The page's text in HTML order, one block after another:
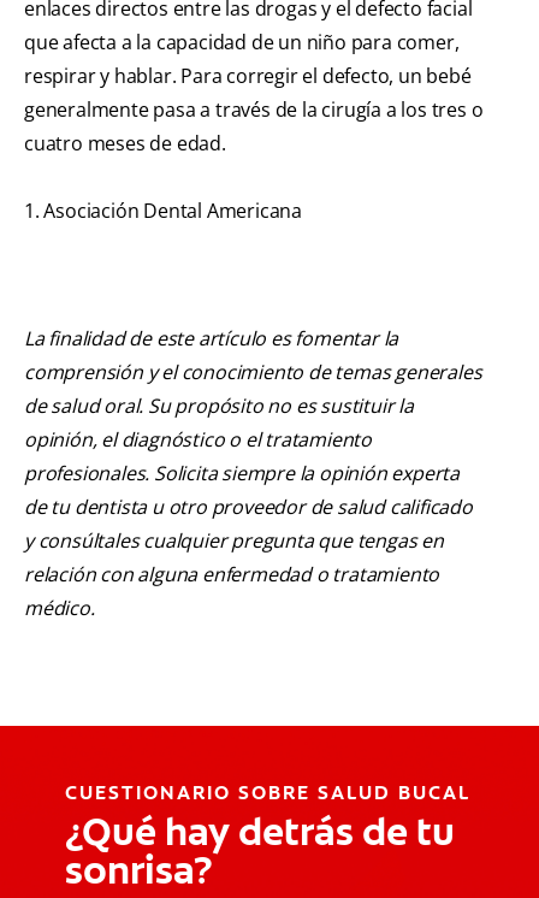
enlaces directos entre las drogas y el defecto facial
que afecta a la capacidad de un niño para comer,
respirar y hablar. Para corregir el defecto, un bebé
generalmente pasa a través de la cirugía a los tres o
cuatro meses de edad.
1. Asociación Dental Americana
La finalidad de este artículo es fomentar la
comprensión y el conocimiento de temas generales
de salud oral. Su propósito no es sustituir la
opinión, el diagnóstico o el tratamiento
profesionales. Solicita siempre la opinión experta
de tu dentista u otro proveedor de salud calificado
y consúltales cualquier pregunta que tengas en
relación con alguna enfermedad o tratamiento
médico.
CUESTIONARIO SOBRE SALUD BUCAL
¿Qué hay detrás de tu
sonrisa?